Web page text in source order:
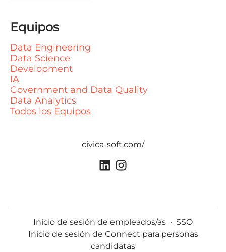
Equipos
Data Engineering
Data Science
Development
IA
Government and Data Quality
Data Analytics
Todos los Equipos
civica-soft.com/
Inicio de sesión de empleados/as · SSO
Inicio de sesión de Connect para personas
candidatas